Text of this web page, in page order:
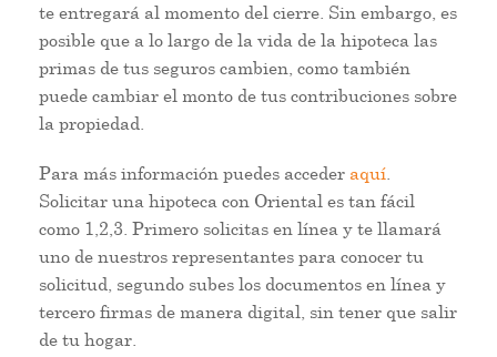
te entregará al momento del cierre. Sin embargo, es
posible que a lo largo de la vida de la hipoteca las
primas de tus seguros cambien, como también
puede cambiar el monto de tus contribuciones sobre
la propiedad.
Para más información puedes acceder aquí.
Solicitar una hipoteca con Oriental es tan fácil
como 1,2,3. Primero solicitas en línea y te llamará
uno de nuestros representantes para conocer tu
solicitud, segundo subes los documentos en línea y
tercero firmas de manera digital, sin tener que salir
de tu hogar.